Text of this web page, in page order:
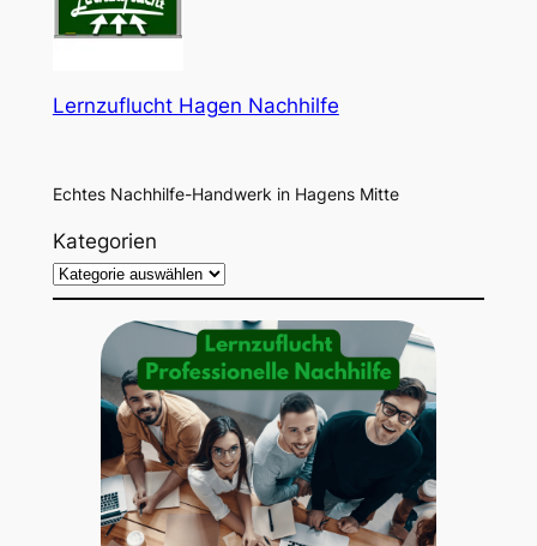
Lernzuflucht Hagen Nachhilfe
Echtes Nachhilfe-Handwerk in Hagens Mitte
Kategorien